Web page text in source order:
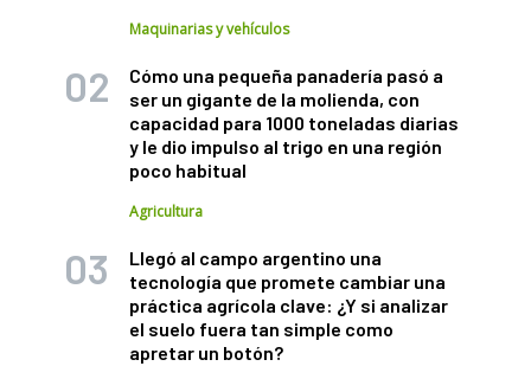
Maquinarias y vehículos
Cómo una pequeña panadería pasó a
ser un gigante de la molienda, con
capacidad para 1000 toneladas diarias
y le dio impulso al trigo en una región
poco habitual
Agricultura
Llegó al campo argentino una
tecnología que promete cambiar una
práctica agrícola clave: ¿Y si analizar
el suelo fuera tan simple como
apretar un botón?